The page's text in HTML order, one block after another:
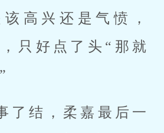
高兴还是气愤，
只好点了头“那就
了结，柔嘉最后一